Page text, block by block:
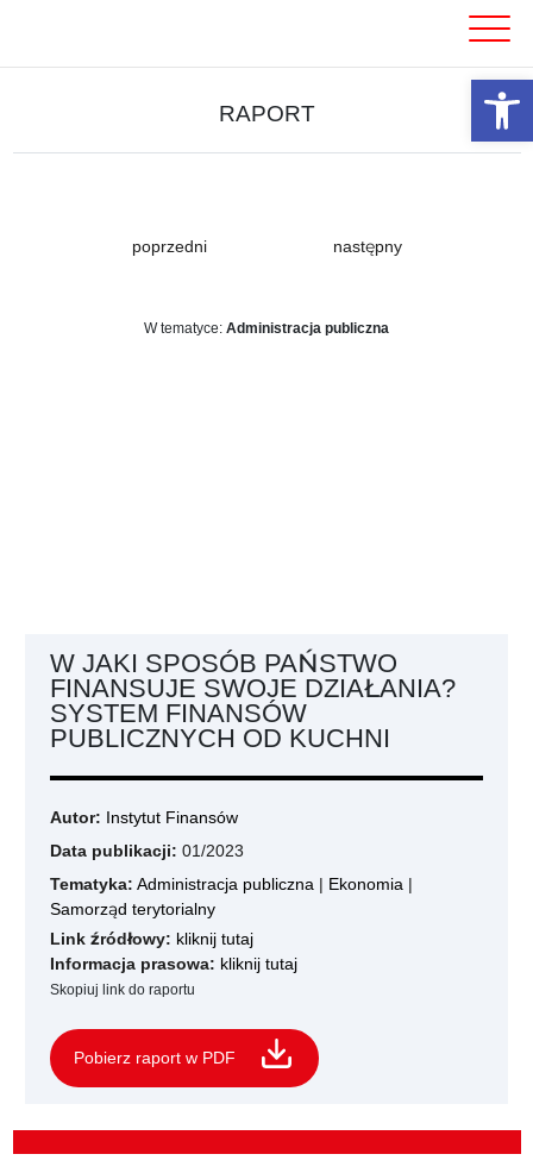
RAPORT
poprzedni następny
W tematyce: Administracja publiczna
W JAKI SPOSÓB PAŃSTWO
FINANSUJE SWOJE DZIAŁANIA?
SYSTEM FINANSÓW
PUBLICZNYCH OD KUCHNI
Autor: Instytut Finansów
Data publikacji: 01/2023
Tematyka: Administracja publiczna | Ekonomia |
Samorząd terytorialny
Link źródłowy: kliknij tutaj
Informacja prasowa: kliknij tutaj
Skopiuj link do raportu
Pobierz raport w PDF